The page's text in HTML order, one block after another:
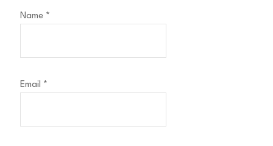
Name *
Email *